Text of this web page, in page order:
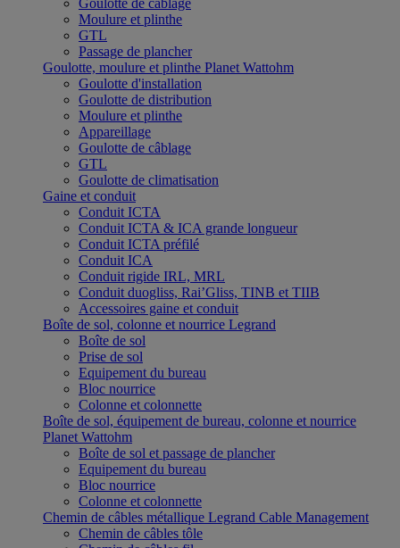
Goulotte de câblage
Moulure et plinthe
GTL
Passage de plancher
Goulotte, moulure et plinthe Planet Wattohm
Goulotte d'installation
Goulotte de distribution
Moulure et plinthe
Appareillage
Goulotte de câblage
GTL
Goulotte de climatisation
Gaine et conduit
Conduit ICTA
Conduit ICTA & ICA grande longueur
Conduit ICTA préfilé
Conduit ICA
Conduit rigide IRL, MRL
Conduit duogliss, Rai’Gliss, TINB et TIIB
Accessoires gaine et conduit
Boîte de sol, colonne et nourrice Legrand
Boîte de sol
Prise de sol
Equipement du bureau
Bloc nourrice
Colonne et colonnette
Boîte de sol, équipement de bureau, colonne et nourrice
Planet Wattohm
Boîte de sol et passage de plancher
Equipement du bureau
Bloc nourrice
Colonne et colonnette
Chemin de câbles métallique Legrand Cable Management
Chemin de câbles tôle